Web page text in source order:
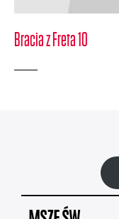
Bracia z Freta 10